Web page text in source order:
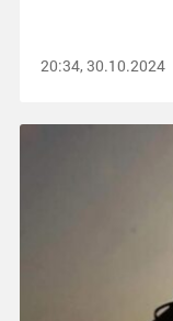
20:34, 30.10.2024